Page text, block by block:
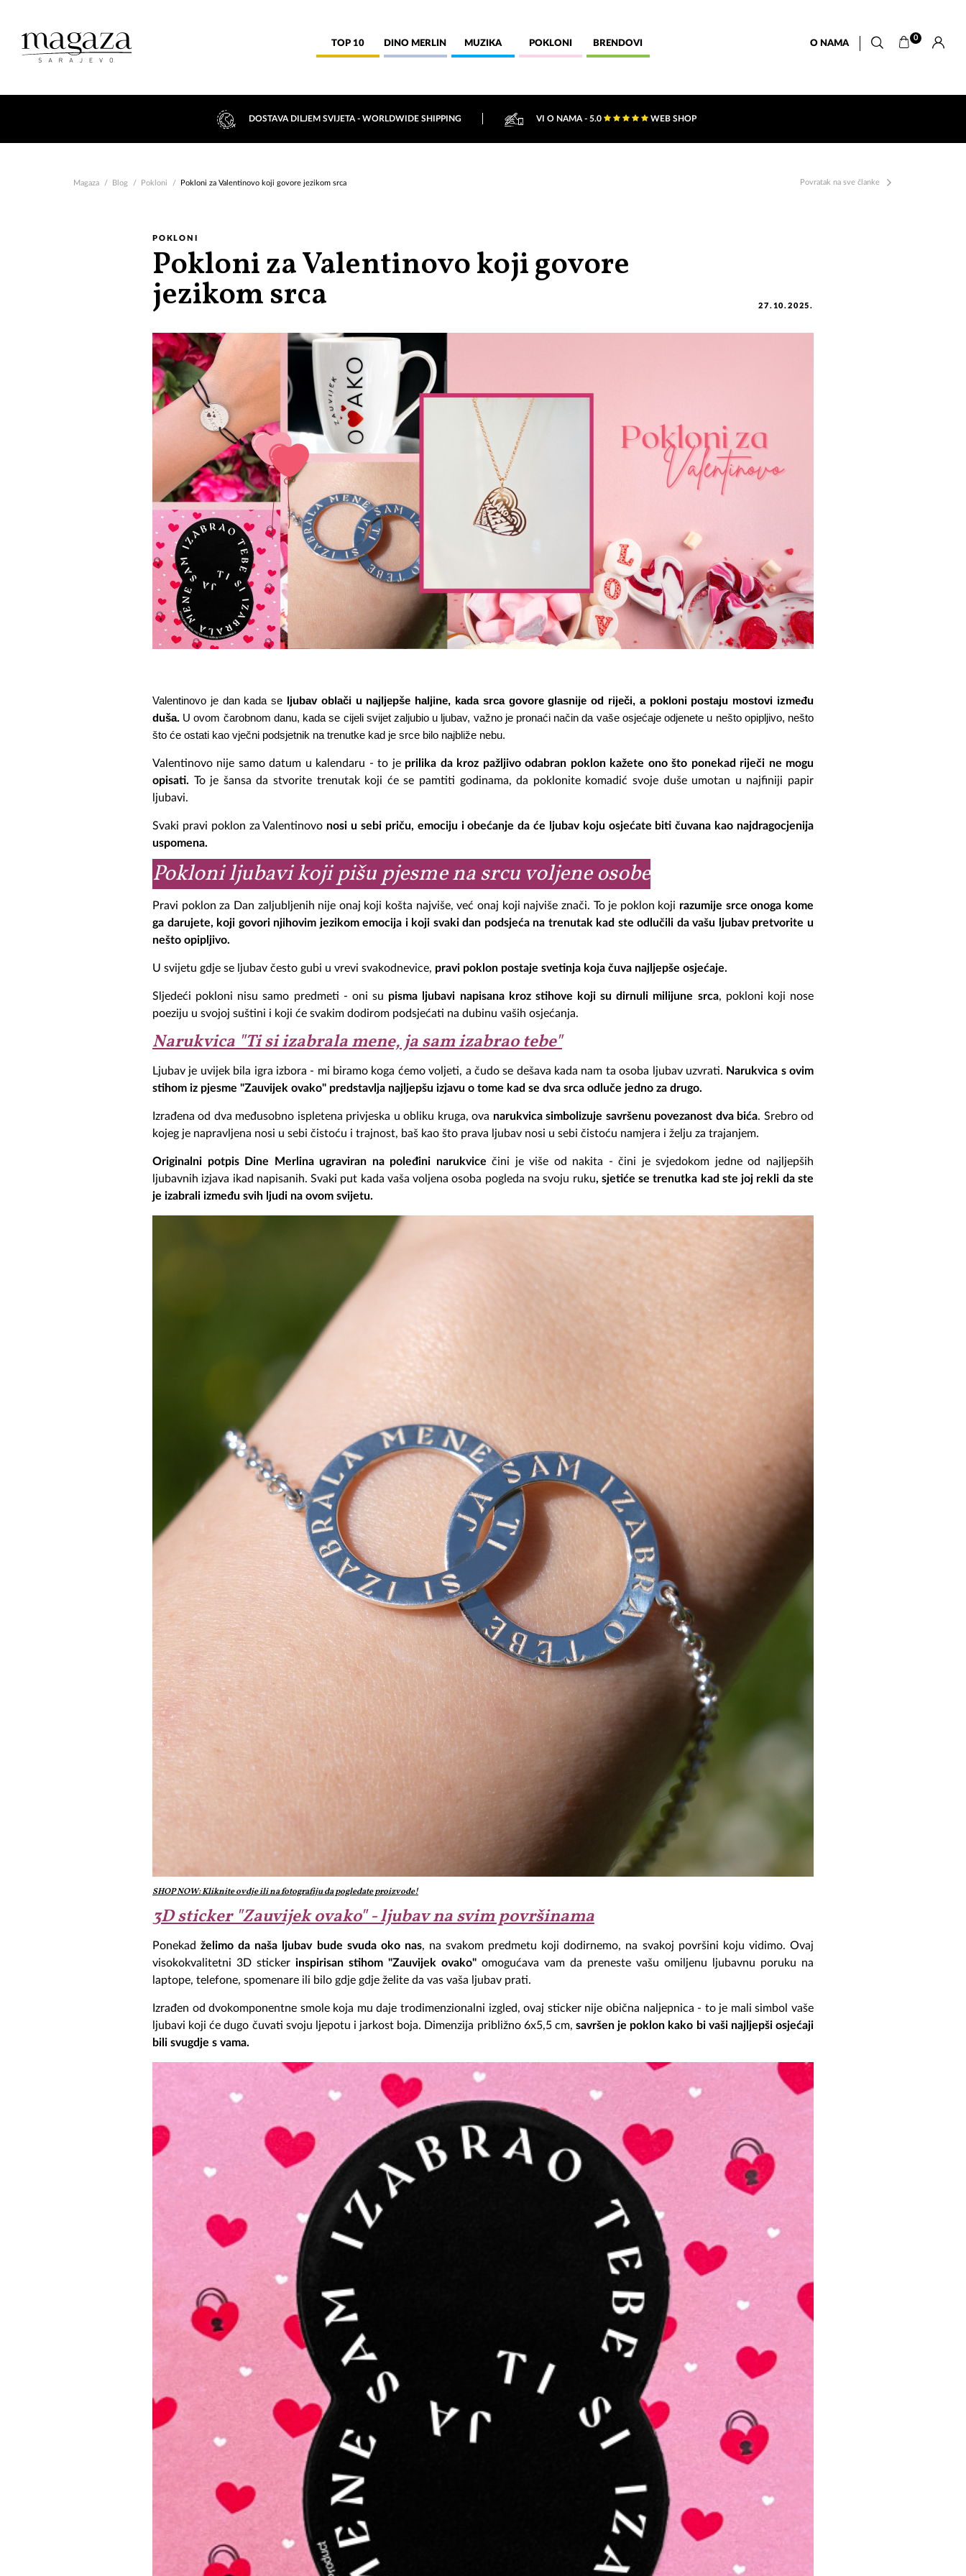
TOP 10 DINO MERLIN MUZIKA POKLONI BRENDOVI O NAMA
0
DOSTAVA DILJEM SVIJETA - WORLDWIDE SHIPPING VI O NAMA - 5.0 WEB SHOP
Magaza Blog Pokloni Pokloni za Valentinovo koji govore jezikom srca Povratak na sve članke
POKLONI
Pokloni za Valentinovo koji govore
jezikom srca 27.10.2025.
Valentinovo je dan kada se ljubav oblači u najljepše haljine, kada srca govore glasnije od riječi, a pokloni postaju mostovi između
duša. U ovom čarobnom danu, kada se cijeli svijet zaljubio u ljubav, važno je pronaći način da vaše osjećaje odjenete u nešto opipljivo, nešto
što će ostati kao vječni podsjetnik na trenutke kad je srce bilo najbliže nebu.
Valentinovo nije samo datum u kalendaru - to je prilika da kroz pažljivo odabran poklon kažete ono što ponekad riječi ne mogu
opisati. To je šansa da stvorite trenutak koji će se pamtiti godinama, da poklonite komadić svoje duše umotan u najfiniji papir
ljubavi.
Svaki pravi poklon za Valentinovo nosi u sebi priču, emociju i obećanje da će ljubav koju osjećate biti čuvana kao najdragocjenija
uspomena.
Pokloni ljubavi koji pišu pjesme na srcu voljene osobe
Pravi poklon za Dan zaljubljenih nije onaj koji košta najviše, već onaj koji najviše znači. To je poklon koji razumije srce onoga kome
ga darujete, koji govori njihovim jezikom emocija i koji svaki dan podsjeća na trenutak kad ste odlučili da vašu ljubav pretvorite u
nešto opipljivo.
U svijetu gdje se ljubav često gubi u vrevi svakodnevice, pravi poklon postaje svetinja koja čuva najljepše osjećaje.
Sljedeći pokloni nisu samo predmeti - oni su pisma ljubavi napisana kroz stihove koji su dirnuli milijune srca, pokloni koji nose
poeziju u svojoj suštini i koji će svakim dodirom podsjećati na dubinu vaših osjećanja.
Narukvica "Ti si izabrala mene, ja sam izabrao tebe"
Ljubav je uvijek bila igra izbora - mi biramo koga ćemo voljeti, a čudo se dešava kada nam ta osoba ljubav uzvrati. Narukvica s ovim
stihom iz pjesme "Zauvijek ovako" predstavlja najljepšu izjavu o tome kad se dva srca odluče jedno za drugo.
Izrađena od dva međusobno ispletena privjeska u obliku kruga, ova narukvica simbolizuje savršenu povezanost dva bića. Srebro od
kojeg je napravljena nosi u sebi čistoću i trajnost, baš kao što prava ljubav nosi u sebi čistoću namjera i želju za trajanjem.
Originalni potpis Dine Merlina ugraviran na poleđini narukvice čini je više od nakita - čini je svjedokom jedne od najljepših
ljubavnih izjava ikad napisanih. Svaki put kada vaša voljena osoba pogleda na svoju ruku, sjetiće se trenutka kad ste joj rekli da ste
je izabrali između svih ljudi na ovom svijetu.
SHOP NOW: Kliknite ovdje ili na fotografiju da pogledate proizvode!
3D sticker "Zauvijek ovako" - ljubav na svim površinama
Ponekad želimo da naša ljubav bude svuda oko nas, na svakom predmetu koji dodirnemo, na svakoj površini koju vidimo. Ovaj
visokokvalitetni 3D sticker inspirisan stihom "Zauvijek ovako" omogućava vam da preneste vašu omiljenu ljubavnu poruku na
laptope, telefone, spomenare ili bilo gdje gdje želite da vas vaša ljubav prati.
Izrađen od dvokomponentne smole koja mu daje trodimenzionalni izgled, ovaj sticker nije obična naljepnica - to je mali simbol vaše
ljubavi koji će dugo čuvati svoju ljepotu i jarkost boja. Dimenzija približno 6x5,5 cm, savršen je poklon kako bi vaši najljepši osjećaji
bili svugdje s vama.